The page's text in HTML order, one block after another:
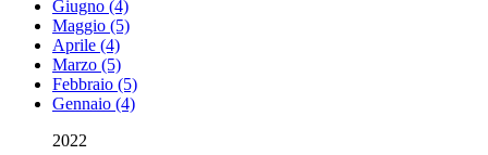
Giugno (4)
Maggio (5)
Aprile (4)
Marzo (5)
Febbraio (5)
Gennaio (4)
2022